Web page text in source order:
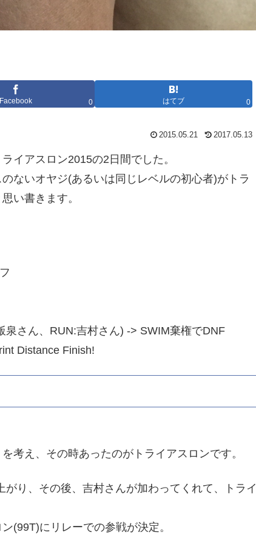
Facebook 0 はてブ 0
2015.05.21 2017.05.13
イアスロン2015の2日間でした。
ないオヤジ(あるいは同じレベルの初心者)がトラ
い書きます。
さん、RUN:吉村さん) -> SWIM棄権でDNF
Distance Finish!
考え、その時あったのがトライアスロンです。
り、その後、吉村さんが加わってくれて、トライ
(99T)にリレーでの参戦が決定。